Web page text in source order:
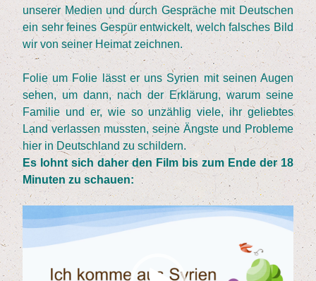
unse­rer Medi­en und durch Gesprä­che mit Deut­schen
ein sehr fei­nes Gespür ent­wi­ckelt, welch fal­sches Bild
wir von sei­ner Hei­mat zeichnen.
Folie um Folie lässt er uns Syri­en mit sei­nen Augen
sehen, um dann, nach der Erklä­rung, war­um sei­ne
Fami­lie und er, wie so unzäh­lig vie­le, ihr gelieb­tes
Land ver­las­sen muss­ten, sei­ne Ängs­te und Pro­ble­me
hier in Deutsch­land zu schildern.
Es lohnt sich daher den Film bis zum Ende der 18
Minu­ten zu schauen:
Video-
Player